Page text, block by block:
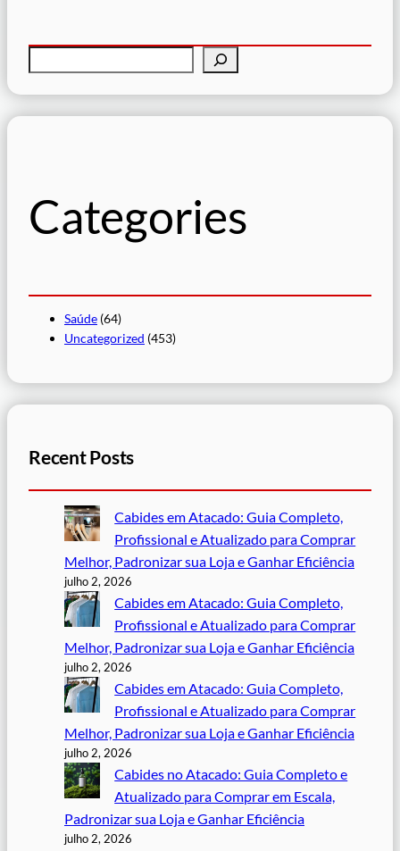
aCategories
Saúde (64)
Uncategorized (453)
Recent Posts
Cabides em Atacado: Guia Completo,
Profissional e Atualizado para Comprar
Melhor, Padronizar sua Loja e Ganhar Eficiência
julho 2, 2026
Cabides em Atacado: Guia Completo,
Profissional e Atualizado para Comprar
Melhor, Padronizar sua Loja e Ganhar Eficiência
julho 2, 2026
Cabides em Atacado: Guia Completo,
Profissional e Atualizado para Comprar
Melhor, Padronizar sua Loja e Ganhar Eficiência
julho 2, 2026
Cabides no Atacado: Guia Completo e
Atualizado para Comprar em Escala,
Padronizar sua Loja e Ganhar Eficiência
julho 2, 2026